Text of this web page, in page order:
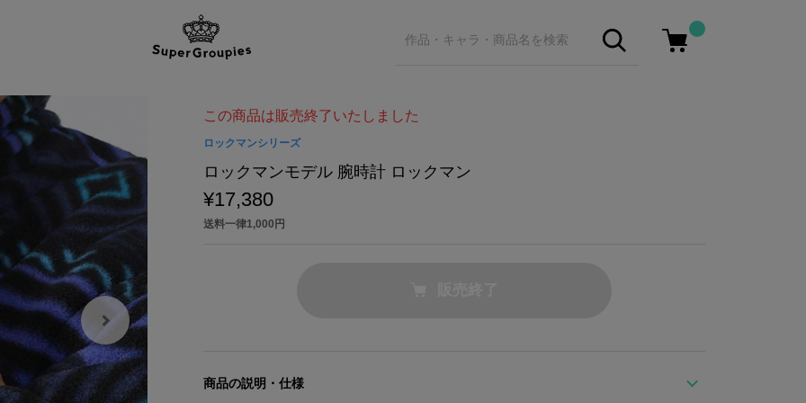
この商品は販売終了いたしました
ロックマンシリーズ
ロックマンモデル 腕時計 ロックマン
¥17,380
送料一律1,000円
商品の説明・仕様